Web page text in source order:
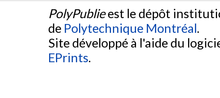
PolyPublieest le dépôt
de Polytechnique Montréal.
Site développé à l'aide du
EPrints.